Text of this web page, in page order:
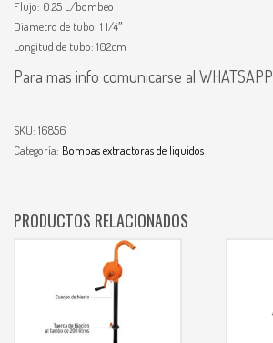
Flujo: 0.25 L/bombeo
Diametro de tubo: 1 1/4″
Longitud de tubo: 102cm
Para mas info comunicarse al WHATSAPP
SKU: 16856
Categoría: Bombas extractoras de liquidos
PRODUCTOS RELACIONADOS